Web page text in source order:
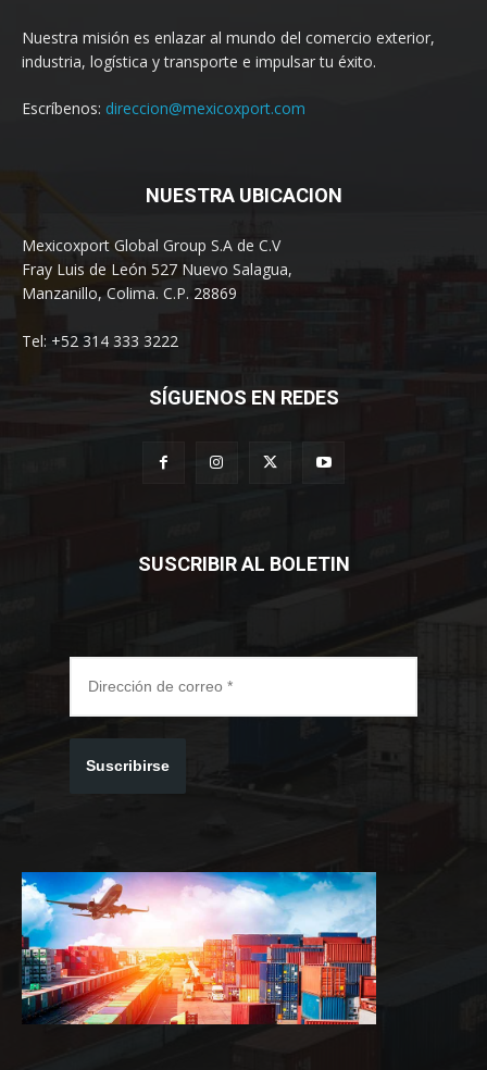
Nuestra misión es enlazar al mundo del comercio exterior,
industria, logística y transporte e impulsar tu éxito.
Escríbenos: direccion@mexicoxport.com
NUESTRA UBICACION
Mexicoxport Global Group S.A de C.V
Fray Luis de León 527 Nuevo Salagua,
Manzanillo, Colima. C.P. 28869
Tel: +52 314 333 3222
SÍGUENOS EN REDES
SUSCRIBIR AL BOLETIN
Suscribirse